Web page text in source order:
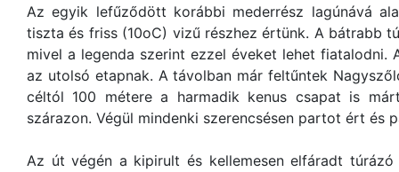
Az egyik lefűződött korábbi mederrész lagúnává
tiszta és friss (10oC) vizű részhez értünk. A bátrabb
mivel a legenda szerint ezzel éveket lehet fiatalodni.
az utolsó etapnak. A távolban már feltűntek
céltól 100 métere a harmadik kenus csapat is
szárazon. Végül mindenki szerencsésen partot ért és
Az út végén a kipirult és kellemesen elfáradt